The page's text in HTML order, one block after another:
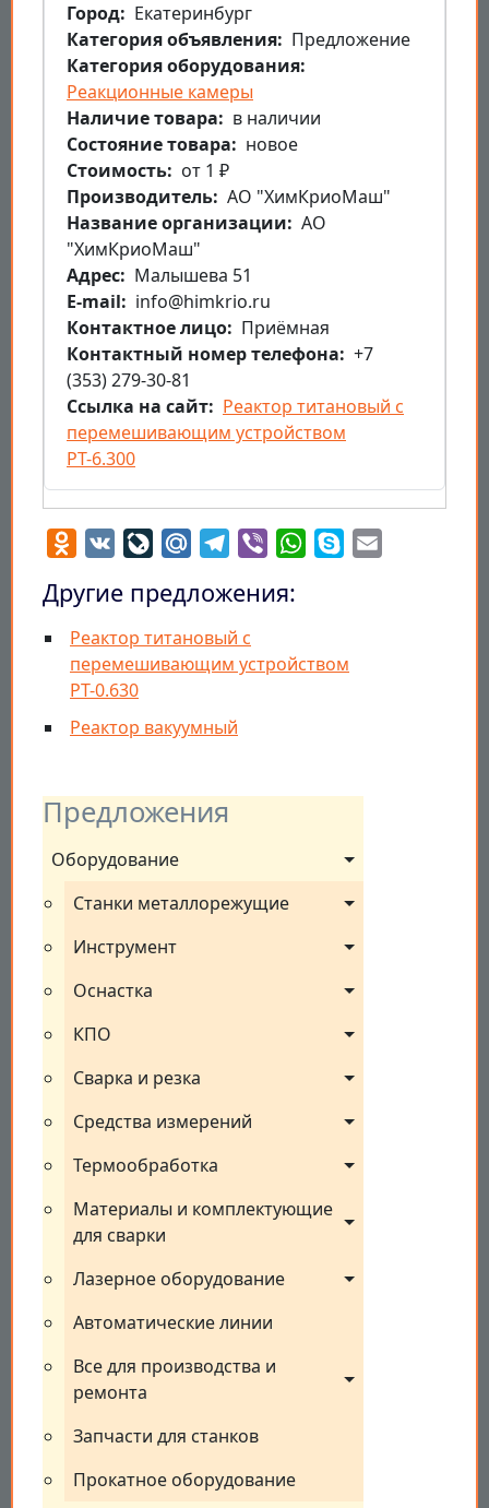
Предложения
Оборудование
Станки металлорежущие
Инструмент
Оснастка
КПО
Сварка и резка
Средства измерений
Термообработка
Материалы и комплектующие
для сварки
Лазерное оборудование
Автоматические линии
Все для производства и
ремонта
Запчасти для станков
Прокатное оборудование
Город
Екатеринбург
Категория объявления
Предложение
Категория оборудования
Реакционные камеры
Наличие товара
в наличии
Состояние товара
новое
Стоимость
от 1 ₽
Производитель АО "ХимКриоМаш"
Название организации
АО
"ХимКриоМаш"
Aдрес
Малышева 51
E-mail
info@himkrio.ru
Контактное лицо
Приёмная
Контактный номер телефона
+7
(353) 279-30-81
Ссылка на сайт
Реактор титановый с
перемешивающим устройством
РТ-6.300
Odnoklassniki
VK LiveJournal
Mail.RuTelegram
Viber WhatsApp
Skype
Другие предложения:
Реактор титановый с
перемешивающим устройством
РТ-0.630
Реактор вакуумный